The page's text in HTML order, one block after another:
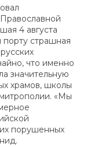
4 августа
страшная
что именно
значительную
храмов, школы
«Мы
порушенных